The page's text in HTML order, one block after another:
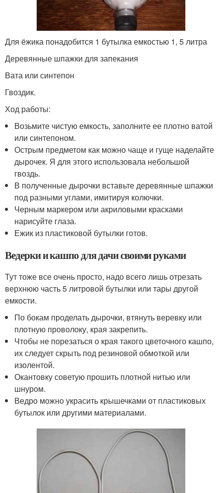
Для ёжика понадобится 1 бутылка емкостью 1, 5 литра
Деревянные шпажки для запекания
Вата или синтепон
Гвоздик.
Ход работы:
Возьмите чистую емкость, заполните ее плотно ватой
или синтепоном.
Острым предметом как можно чаще и гуще наделайте
дырочек. Я для этого использовала небольшой
гвоздь.
В полученные дырочки вставьте деревянные шпажки
под разными углами, имитируя колючки.
Черным маркером или акриловыми красками
нарисуйте глаза.
Ежик из пластиковой бутылки готов.
Ведерки и кашпо для дачи своими руками
Тут тоже все очень просто, надо всего лишь отрезать
верхнюю часть 5 литровой бутылки или тары другой
емкости.
По бокам проделать дырочки, втянуть веревку или
плотную проволоку, края закрепить.
Чтобы не порезаться о края такого цветочного кашпо,
их следует скрыть под резиновой обмоткой или
изолентой.
Окантовку советую прошить плотной нитью или
шнуром.
Ведро можно украсить крышечками от пластиковых
бутылок или другими материалами.